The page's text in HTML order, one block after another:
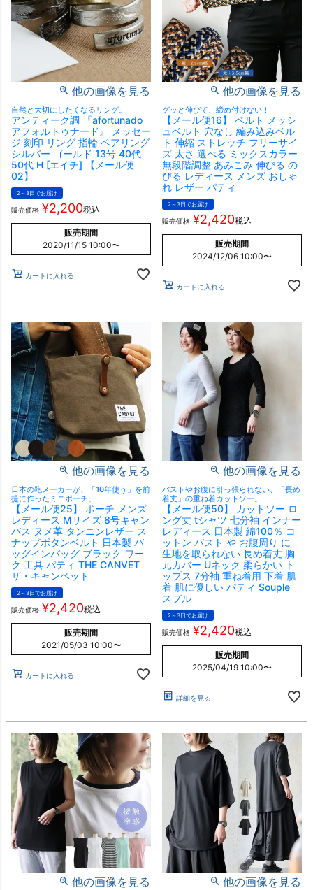
他の画像を見る
自然と大切にしたくなるリング。
アンティーク調 『afortunado
アフォルトゥナード』 メッセー
ジ 刻印 リング 指輪 ペアリング
シルバー ゴールド 13号 40代
50代 H [エイチ] 【メール便
02】
2～3日でお届け
販売価格 ¥2,200税込
販売期間
2020/11/15 10:00〜
カートに入れる
他の画像を見る
グッと伸びて、締め付けない！
【メール便16】 ベルト メッシ
ュベルト 穴なし 編み込みベル
ト 伸縮 ストレッチ フリーサイ
ズ 太さ 選べる ミックスカラー
無段階調整 あみこみ 伸びる の
びる レディース メンズ おしゃ
れ レザー パティ
2～3日でお届け
販売価格 ¥2,420税込
販売期間
2024/12/06 10:00〜
カートに入れる
他の画像を見る
日本の鞄メーカーが、「10年使う」を前
提に作ったミニポーチ。
【メール便25】 ポーチ メンズ
レディース Mサイズ 8号キャン
バス ヌメ革 タンニンレザー ス
ナップボタンベルト 日本製 バ
ッグインバッグ ブラック ワー
ク 工具 パティ THE CANVET
ザ・キャンベット
2～3日でお届け
販売価格 ¥2,420税込
販売期間
2021/05/03 10:00〜
カートに入れる
他の画像を見る
バストやお腹に引っ張られない、「長め
着丈」の重ね着カットソー。
【メール便50】 カットソー ロ
ング丈 tシャツ 七分袖 インナー
レディース 日本製 綿100％ コ
ットン バスト や お腹周り に
生地を取られない 長め着丈 胸
元カバー Uネック 柔らかい ト
ップス 7分袖 重ね着用 下着 肌
着 肌に優しい パティ Souple
スプル
2～3日でお届け
販売価格 ¥2,420税込
販売期間
2025/04/19 10:00〜
詳細を見る
他の画像を見る 他の画像を見る